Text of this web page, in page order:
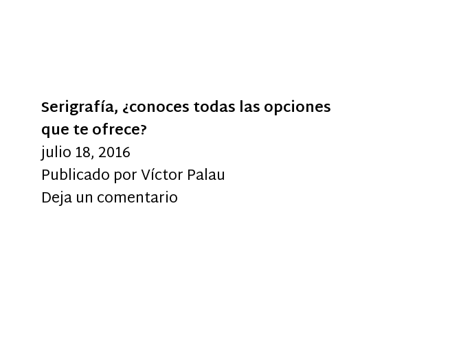
Serigrafía, ¿conoces todas las opciones
que te ofrece?
julio 18, 2016
Publicado porVíctor Palau
Deja un comentario